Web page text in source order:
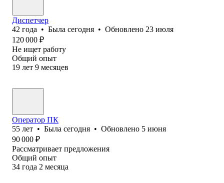
Диспетчер
42 года • Была сегодня • Обновлено 23 июля
120 000 ₽
Не ищет работу
Общий опыт
19 лет 9 месяцев
Оператор ПК
55 лет • Была сегодня • Обновлено 5 июня
90 000 ₽
Рассматривает предложения
Общий опыт
34 года 2 месяца